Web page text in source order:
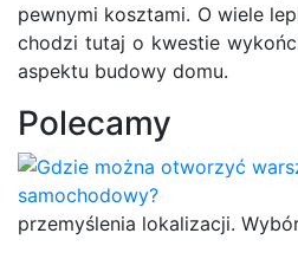
pewnymi kosztami. O wiele
chodzi tutaj o kwestie
aspektu budowy domu.
Polecamy
przemyślenia lokalizacji.